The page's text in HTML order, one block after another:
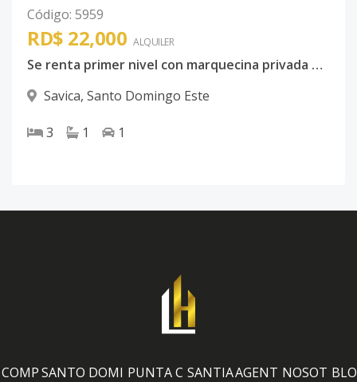
Código: 5959
RD$ 22,000 ALQUILER
Se renta primer nivel con marquecina privada en Savica
Savica, Santo Domingo Este
3 1 1
COMPSANTO DOMI PUNTA C SANTIAAGENT NOSOT BLO